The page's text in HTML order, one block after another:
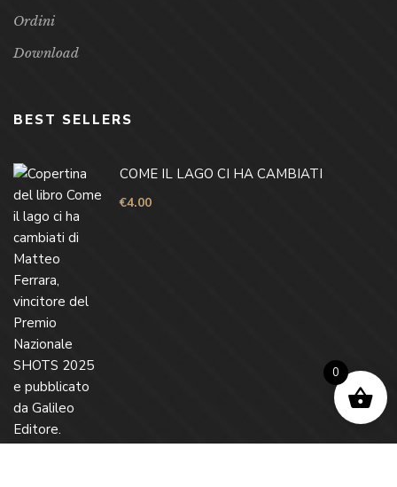
Ordini
Download
BEST SELLERS
COME IL LAGO CI HA CAMBIATI
€4.00
0